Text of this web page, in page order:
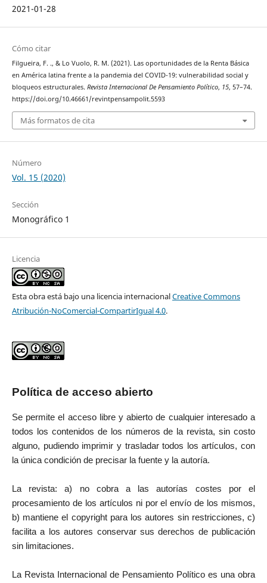
2021-01-28
Cómo citar
Filgueira, F. ., & Lo Vuolo, R. M. (2021). Las oportunidades de la Renta Básica
en América latina frente a la pandemia del COVID-19: vulnerabilidad social y
bloqueos estructurales. Revista Internacional De Pensamiento Político, 15, 57–74.
https://doi.org/10.46661/revintpensampolit.5593
Más formatos de cita
Número
Vol. 15 (2020)
Sección
Monográfico 1
Licencia
Esta obra está bajo una licencia internacionalCreative Commons
Atribución-NoComercial-CompartirIgual 4.0.
Política de acceso abierto
Se permite el acceso libre y abierto de cualquier interesado a
todos los contenidos de los números de la revista, sin costo
alguno, pudiendo imprimir y trasladar todos los artículos, con
la única condición de precisar la fuente y la autoría.
La revista: a) no cobra a las autorías costes por el
procesamiento de los artículos ni por el envío de los mismos,
b) mantiene el copyright para los autores sin restricciones, c)
facilita a los autores conservar sus derechos de publicación
sin limitaciones.
La Revista Internacional de Pensamiento Político es una obra